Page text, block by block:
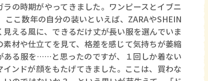
の時期がやってきました。ワンピースとイブニ
こ数年の自分の装いといえば、ZARAやSHEIN
える風に、できるだけ丈が長い服を選んでいま
材や仕立てを見て、格差を感じて気持ちが萎縮
ある服を……と思ったのですが、１回しか着ない
ンドが顔をもたげてきました。ここは、買わな